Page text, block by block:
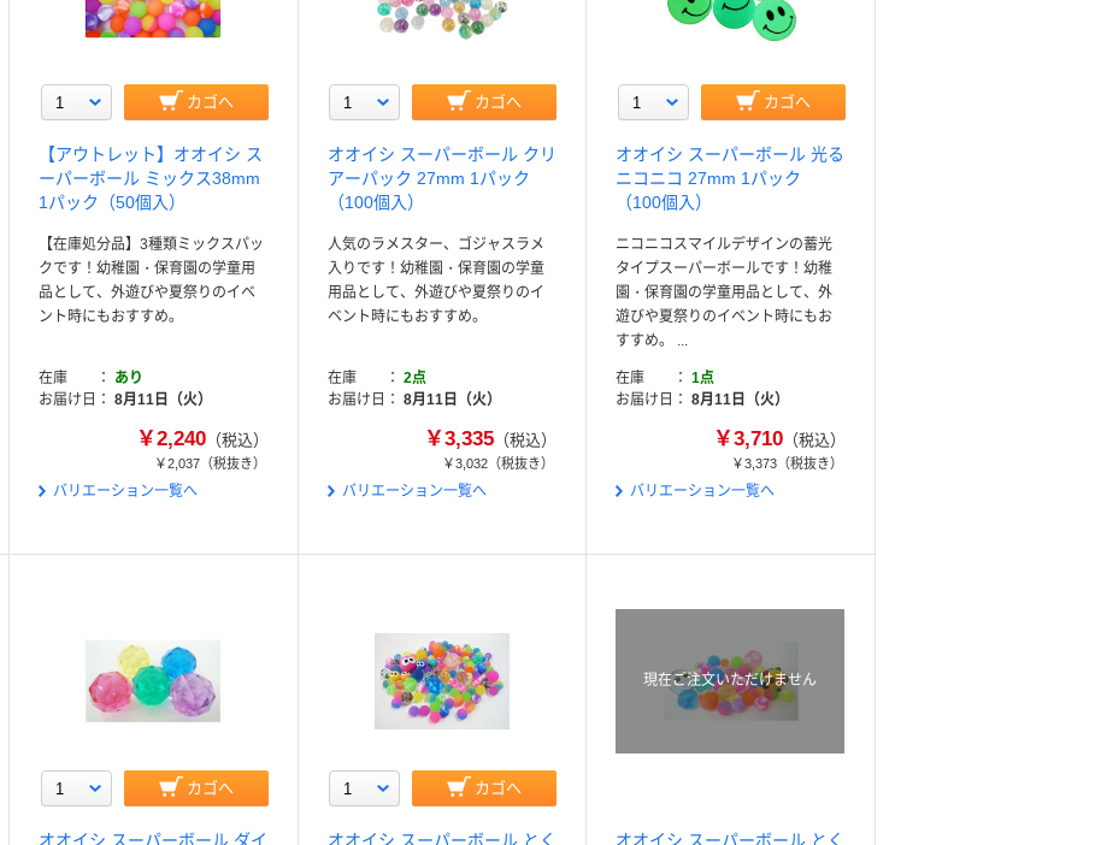
カゴへ
【アウトレット】オオイシ ス
ーパーボール ミックス38mm
1パック（50個入）
【在庫処分品】3種類ミックスパッ
クです！幼稚園・保育園の学童用
品として、外遊びや夏祭りのイベ
ント時にもおすすめ。
在庫
あり
お届け日
8月11日（火）
￥2,240（税込）
￥2,037（税抜き）
バリエーション一覧へ
カゴへ
オオイシ スーパーボール クリ
アーパック 27mm 1パック
（100個入）
人気のラメスター、ゴジャスラメ
入りです！幼稚園・保育園の学童
用品として、外遊びや夏祭りのイ
ベント時にもおすすめ。
在庫
2点
お届け日
8月11日（火）
￥3,335 （税込）
￥3,032 （税抜き）
バリエーション一覧へ
カゴへ
オオイシ スーパーボール 光る
ニコニコ 27mm 1パック
（100個入）
ニコニコスマイルデザインの蓄光
タイプスーパーボールです！幼稚
園・保育園の学童用品として、外
遊びや夏祭りのイベント時にもお
すすめ。 ...
在庫
1点
お届け日
8月11日（火）
￥3,710 （税込）
￥3,373 （税抜き）
バリエーション一覧へ
カゴへ
オオイシ スーパーボール ダイ
カゴへ
オオイシ スーパーボール とく
現在ご注文いただけません
オオイシ スーパーボール とく